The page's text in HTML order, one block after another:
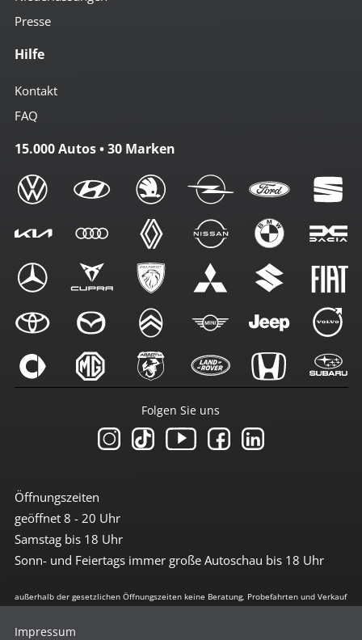
Presse
Hilfe
Kontakt
FAQ
15.000 Autos • 30 Marken
Öffnungszeiten
geöffnet 8 - 20 Uhr
Samstag bis 18 Uhr
Sonn- und Feiertags immer große Autoschau bis 18 Uhr
Folgen Sie uns
außerhalb der gesetzlichen Öffnungszeiten keine Beratung, Probefahrten und Verkauf
Impressum